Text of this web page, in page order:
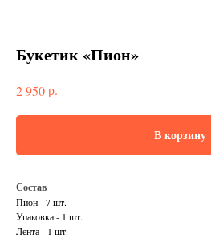
Букетик «Пион»
2 950р.
В корзину
Состав
Пион - 7 шт.
Упаковка - 1 шт.
Лента - 1 шт.